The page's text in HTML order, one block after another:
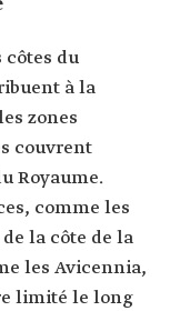
côtes du
à la
zones
couvrent
Royaume.
comme les
la côte de la
les Avicennia,
limité le long